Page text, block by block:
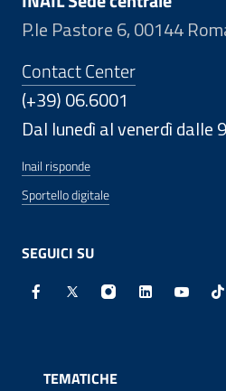
P.le Pastore 6, 00144
Contact Center
(+39) 06.6001
Dal lunedì al venerdì dalle
Inail risponde
Sportello digitale
SEGUICI SU
Facebook - Sito esterno -
X - Sito esterno -
Instagram -
Linkedin -
TEMATICHE